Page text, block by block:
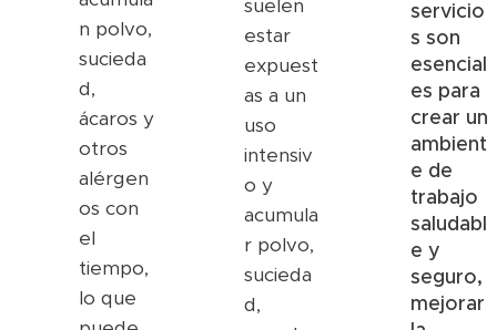
n polvo,
sucieda
d,
ácaros y
otros
alérgen
os con
el
tiempo,
lo que
suelen
estar
expuest
as a un
uso
intensiv
o y
acumula
r polvo,
sucieda
d,
servicio
s son
esencial
es para
crear un
ambient
e de
trabajo
saludabl
e y
seguro,
mejorar